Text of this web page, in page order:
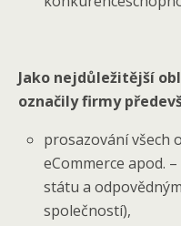
Jako nejdůležitější
označily firmy
prosazování všech
eCommerce apod.
státu a
společností),